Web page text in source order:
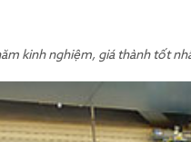
kinh nghiệm, giá thành tốt